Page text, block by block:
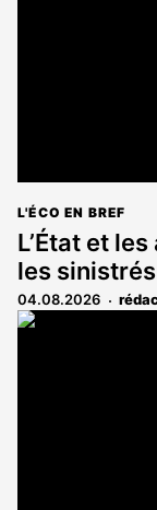
L'ÉCO EN BREF
L’État et
les
04.08.2026